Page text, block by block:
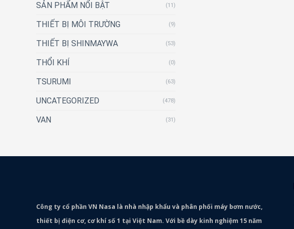
SẢN PHẨM NỔI BẬT (11)
THIẾT BỊ MÔI TRƯỜNG (9)
THIẾT BỊ SHINMAYWA (53)
THỔI KHÍ (0)
TSURUMI (63)
UNCATEGORIZED (478)
VAN (31)
Công ty cổ phần VN Nasa là nhà nhập khẩu và phân phối máy bơm nước,
thiết bị điện cơ, cơ khí số 1 tại Việt Nam. Với bề dày kinh nghiệm 15 năm